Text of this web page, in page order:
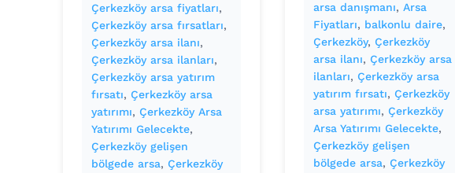
Çerkezköy arsa fiyatları
Çerkezköy arsa fırsatları
Çerkezköy arsa ilanı
Çerkezköy arsa ilanları
Çerkezköy arsa yatırım
fırsatı, Çerkezköy arsa
yatırımı, Çerkezköy Arsa
Yatırımı Gelecekte
Çerkezköy gelişen
bölgede arsa, Çerkezköy
arsa danışmanı, Arsa
Fiyatları, balkonlu daire
Çerkezköy, Çerkezköy
arsa ilanı, Çerkezköy arsa
ilanları, Çerkezköy arsa
yatırım fırsatı, Çerkezköy
arsa yatırımı, Çerkezköy
Arsa Yatırımı Gelecekte
Çerkezköy gelişen
bölgede arsa, Çerkezköy